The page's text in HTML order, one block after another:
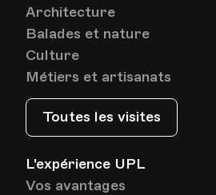
Architecture
Balades et nature
Culture
Métiers et artisanats
Toutes les visites
L'expérience UPL
Vos avantages